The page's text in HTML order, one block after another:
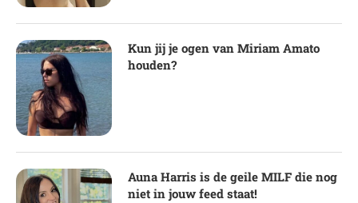
Kun jij je ogen van Miriam Amato
houden?
Auna Harris is de geile MILF die nog
niet in jouw feed staat!